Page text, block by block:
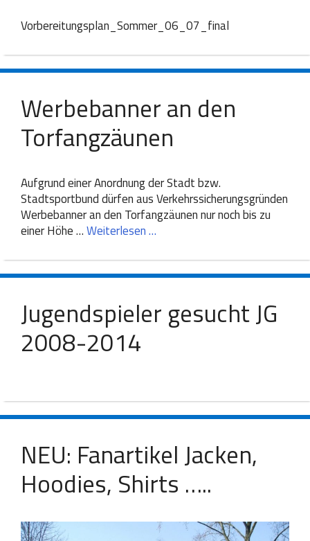
Vorbereitungsplan_Sommer_06_07_final
Werbebanner an den
Torfangzäunen
Aufgrund einer Anordnung der Stadt bzw.
Stadtsportbund dürfen aus Verkehrssicherungsgründen
Werbebanner an den Torfangzäunen nur noch bis zu
einer Höhe …Weiterlesen …
Jugendspieler gesucht JG
2008-2014
NEU: Fanartikel Jacken,
Hoodies, Shirts …..